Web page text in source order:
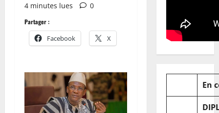
4 minutes lues
0
Partager :
Facebook X
En